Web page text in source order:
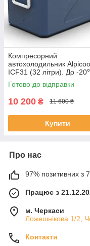
Компресорний
автохолодильник
ICF31 (32 літри). До -
(12, 24, 220 вольт)
Готово до відправки
10 200 ₴ 11 600 ₴
Купити
Про нас
97% позитивних з
Працює з
м. Черкаси
Ложешнікова 1/2,
Контакти